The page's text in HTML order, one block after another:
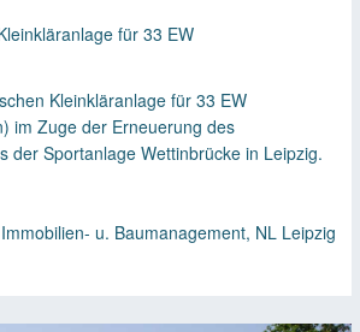
für 33 EW
Kleinkläranlage für 33 EW
im Zuge der Erneuerung des
der Sportanlage Wettinbrücke in Leipzig.
u. Baumanagement, NL Leipzig